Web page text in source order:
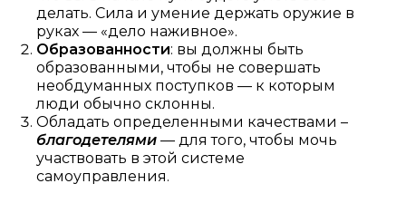
делать. Сила и умение держать оружие в
руках — «дело наживное».
Образованности: вы должны быть
образованными, чтобы не совершать
необдуманных поступков — к которым
люди обычно склонны.
Обладать определенными качествами –
благодетелями— для того, чтобы мочь
участвовать в этой системе
самоуправления.